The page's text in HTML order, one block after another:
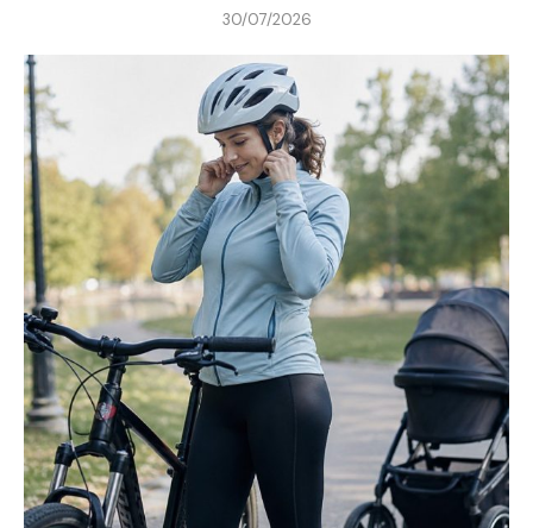
30/07/2026